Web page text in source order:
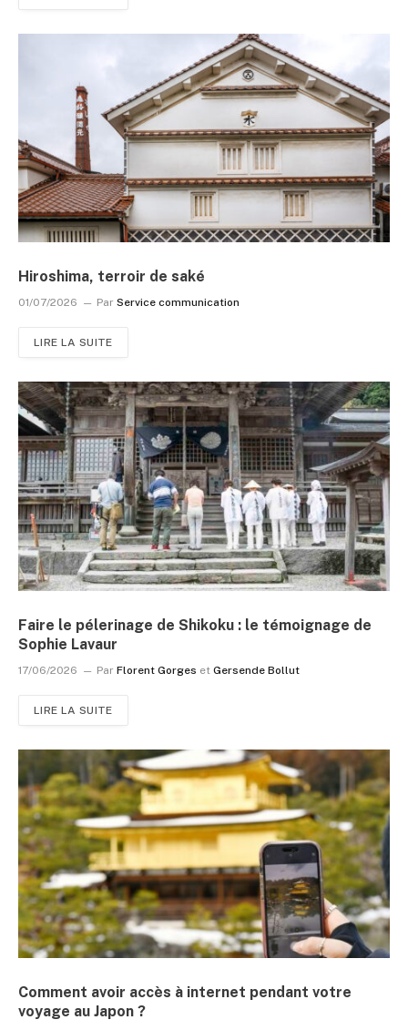
Hiroshima, terroir de saké
01/07/2026 Par Service communication
LIRE LA SUITE
Faire le pélerinage de Shikoku : le témoignage de
Sophie Lavaur
17/06/2026 Par Florent Gorges et Gersende Bollut
LIRE LA SUITE
Comment avoir accès à internet pendant votre
voyage au Japon ?